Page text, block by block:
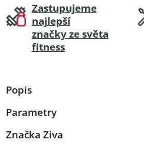
Zastupujeme
najlepší
značky ze světa
fitness
Popis
Parametry
Značka Ziva